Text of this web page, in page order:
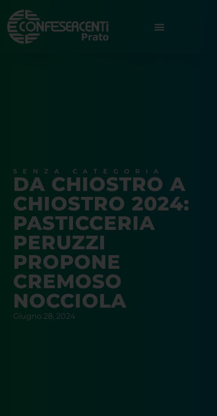
SENZA CATEGORIA
DA CHIOSTRO A
CHIOSTRO 2024:
PASTICCERIA
PERUZZI
PROPONE
CREMOSO
NOCCIOLA
Giugno 28, 2024